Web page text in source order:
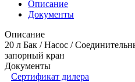
Описание
Документы
Описание
20 л Бак / Насос /
запорный кран
Документы
Сертификат дилера